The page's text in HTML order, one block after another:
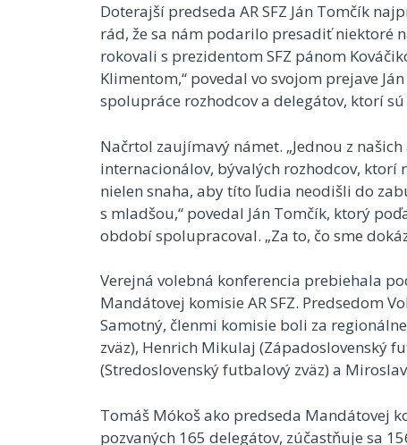
Doterajší predseda AR SFZ Ján Tomčík
rád, že sa nám podarilo presadiť niektoré
rokovali s prezidentom SFZ pánom
Klimentom,“ povedal vo svojom prejave
spolupráce rozhodcov a delegátov, ktorí
Načrtol zaujímavý námet. „Jednou z
internacionálov, bývalých rozhodcov, ktorí
nielen snaha, aby títo ľudia neodišli do
s mladšou,“ povedal Ján Tomčík, ktorý
období spolupracoval. „Za to, čo sme
Verejná volebná konferencia prebiehala
Mandátovej komisie AR SFZ. Predsedom
Samotný, členmi komisie boli za
zväz), Henrich Mikulaj (Západoslovenský
(Stredoslovenský futbalový zväz) a
Tomáš Mókoš ako predseda Mandátovej
pozvaných 165 delegátov, zúčastňuje sa